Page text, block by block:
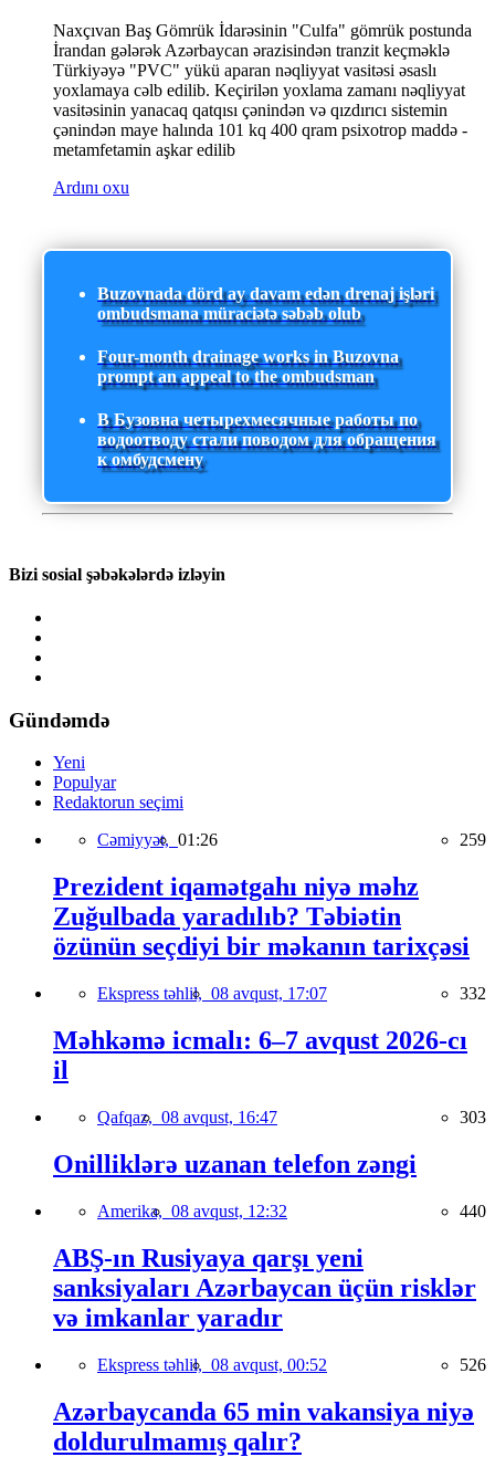
Naxçıvan Baş Gömrük İdarəsinin "Culfa" gömrük postunda
İrandan gələrək Azərbaycan ərazisindən tranzit keçməklə
Türkiyəyə "PVC" yükü aparan nəqliyyat vasitəsi əsaslı
yoxlamaya cəlb edilib. Keçirilən yoxlama zamanı nəqliyyat
vasitəsinin yanacaq qatqısı çənindən və qızdırıcı sistemin
çənindən maye halında 101 kq 400 qram psixotrop maddə -
metamfetamin aşkar edilib
Ardını oxu
Buzovnada dörd ay davam edən drenaj işləri
ombudsmana müraciətə səbəb olub
Four-month drainage works in Buzovna
prompt an appeal to the ombudsman
В Бузовна четырехмесячные работы по
водоотводу стали поводом для обращения
к омбудсмену
Bizi sosial şəbəkələrdə izləyin
Gündəmdə
Yeni
Populyar
Redaktorun seçimi
Cəmiyyət, 01:26 259
Prezident iqamətgahı niyə məhz
Zuğulbada yaradılıb? Təbiətin
özünün seçdiyi bir məkanın tarixçəsi
Ekspress təhlil, 08 avqust, 17:07 332
Məhkəmə icmalı: 6–7 avqust 2026-cı
il
Qafqaz, 08 avqust, 16:47 303
Onilliklərə uzanan telefon zəngi
Amerika, 08 avqust, 12:32 440
ABŞ-ın Rusiyaya qarşı yeni
sanksiyaları Azərbaycan üçün risklər
və imkanlar yaradır
Ekspress təhlil, 08 avqust, 00:52 526
Azərbaycanda 65 min vakansiya niyə
doldurulmamış qalır?